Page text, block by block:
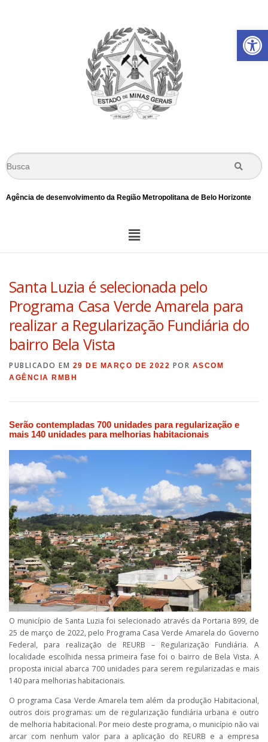
Agência de desenvolvimento da Região Metropolitana de Belo Horizonte
Santa Luzia é selecionada pelo
Programa Casa Verde Amarela para
realizar a Regularização Fundiária do
bairro Bela Vista
PUBLICADO EM 29 DE MARÇO DE 2022 POR ASCOM
AGÊNCIA RMBH
Serão contempladas 700 unidades para regularização e
mais 140 unidades para melhorias habitacionais
O município de Santa Luzia foi selecionado através da Portaria 899, de
25 de março de 2022, pelo Programa Casa Verde Amarela do Governo
Federal, para realização de REURB – Regularização Fundiária. A
localidade escolhida nessa primeira fase foi o bairro de Bela Vista. A
proposta inicial abarca 700 unidades para serem regularizadas e mais
140 para melhorias habitacionais.
O programa Casa Verde Amarela tem além da produção Habitacional,
outros dois programas: um de regularização fundiária urbana e outro
de melhoria habitacional. Por meio deste programa, o município não vai
arcar com nenhum valor para a aplicação do REURB e a empresa